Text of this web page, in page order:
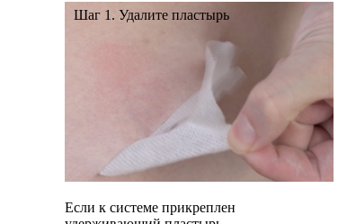
Шаг 1. Удалите пластырь
Если к системе прикреплен